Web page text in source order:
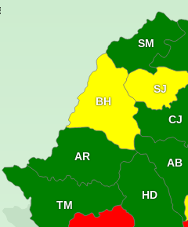
AR
BH
TM
SJ
SM
CJ
HD
AB